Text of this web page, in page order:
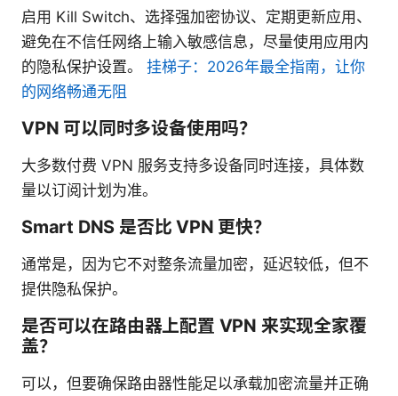
启用 Kill Switch、选择强加密协议、定期更新应用、
避免在不信任网络上输入敏感信息，尽量使用应用内
的隐私保护设置。 挂梯子：2026年最全指南，让你
的网络畅通无阻
VPN 可以同时多设备使用吗？
大多数付费 VPN 服务支持多设备同时连接，具体数
量以订阅计划为准。
Smart DNS 是否比 VPN 更快？
通常是，因为它不对整条流量加密，延迟较低，但不
提供隐私保护。
是否可以在路由器上配置 VPN 来实现全家覆
盖？
可以，但要确保路由器性能足以承载加密流量并正确